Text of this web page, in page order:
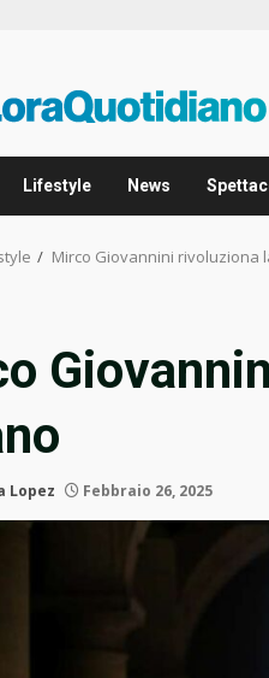
Lifestyle News
Mirco Giovannini rivoluziona
Lopez Febbraio 26, 2025